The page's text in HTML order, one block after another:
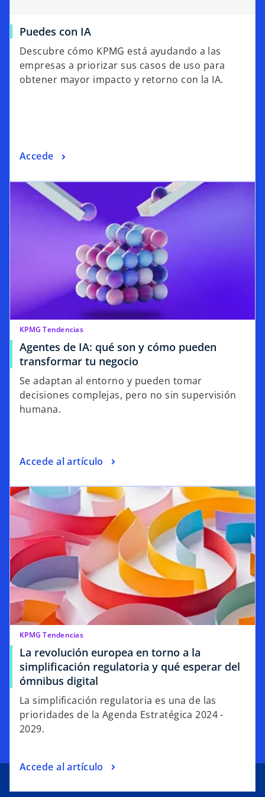
Puedes con IA
Descubre cómo KPMG está ayudando a las
empresas a priorizar sus casos de uso para
obtener mayor impacto y retorno con la IA.
Accede
KPMG Tendencias
Agentes de IA: qué son y cómo pueden
transformar tu negocio
Se adaptan al entorno y pueden tomar
decisiones complejas, pero no sin supervisión
humana.
Accede al artículo
KPMG Tendencias
La revolución europea en torno a la
simplificación regulatoria y qué esperar del
ómnibus digital
La simplificación regulatoria es una de las
prioridades de la Agenda Estratégica 2024 -
2029.
Accede al artículo